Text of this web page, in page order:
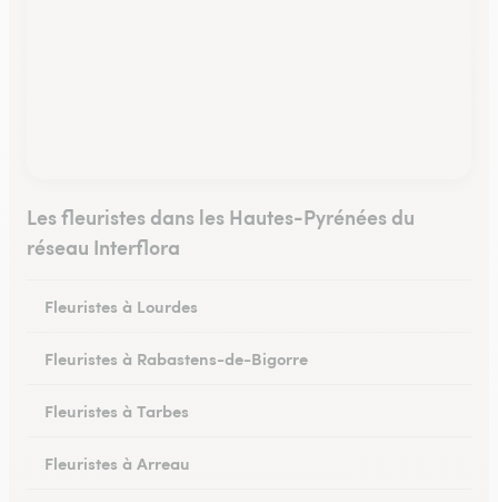
Les fleuristes dans les Hautes-Pyrénées du
réseau Interflora
Fleuristes à Lourdes
Fleuristes à Rabastens-de-Bigorre
Fleuristes à Tarbes
Fleuristes à Arreau